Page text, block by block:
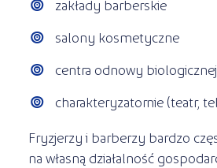
zakłady barberskie
salony kosmetyczne
centra odnowy biologicznej
charakteryzatornie (teatr,
Fryzjerzy i barberzy bardzo
na własną działalność